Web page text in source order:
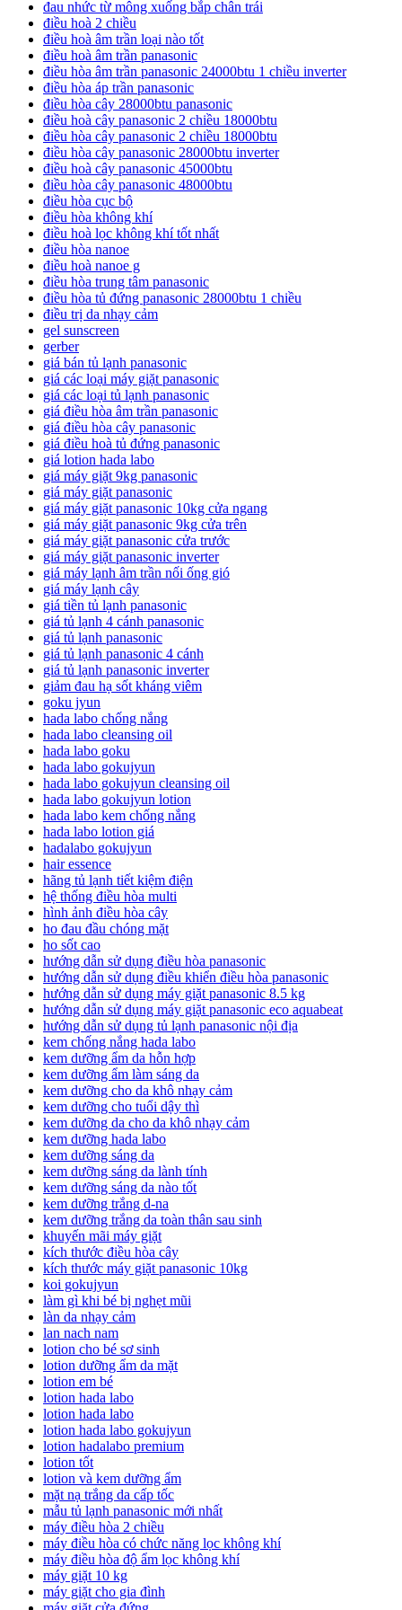
đau nhức từ mông xuống bắp chân trái
điều hoà 2 chiều
điều hoà âm trần loại nào tốt
điều hoà âm trần panasonic
điều hòa âm trần panasonic 24000btu 1 chiều inverter
điều hòa áp trần panasonic
điều hòa cây 28000btu panasonic
điều hoà cây panasonic 2 chiều 18000btu
điều hòa cây panasonic 2 chiều 18000btu
điều hòa cây panasonic 28000btu inverter
điều hoà cây panasonic 45000btu
điều hòa cây panasonic 48000btu
điều hòa cục bộ
điều hòa không khí
điều hoà lọc không khí tốt nhất
điều hòa nanoe
điều hoà nanoe g
điều hòa trung tâm panasonic
điều hòa tủ đứng panasonic 28000btu 1 chiều
điều trị da nhạy cảm
gel sunscreen
gerber
giá bán tủ lạnh panasonic
giá các loại máy giặt panasonic
giá các loại tủ lạnh panasonic
giá điều hòa âm trần panasonic
giá điều hòa cây panasonic
giá điều hoà tủ đứng panasonic
giá lotion hada labo
giá máy giặt 9kg panasonic
giá máy giặt panasonic
giá máy giặt panasonic 10kg cửa ngang
giá máy giặt panasonic 9kg cửa trên
giá máy giặt panasonic cửa trước
giá máy giặt panasonic inverter
giá máy lạnh âm trần nối ống gió
giá máy lạnh cây
giá tiền tủ lạnh panasonic
giá tủ lạnh 4 cánh panasonic
giá tủ lạnh panasonic
giá tủ lạnh panasonic 4 cánh
giá tủ lạnh panasonic inverter
giảm đau hạ sốt kháng viêm
goku jyun
hada labo chống nắng
hada labo cleansing oil
hada labo goku
hada labo gokujyun
hada labo gokujyun cleansing oil
hada labo gokujyun lotion
hada labo kem chống nắng
hada labo lotion giá
hadalabo gokujyun
hair essence
hãng tủ lạnh tiết kiệm điện
hệ thống điều hòa multi
hình ảnh điều hòa cây
ho đau đầu chóng mặt
ho sốt cao
hướng dẫn sử dụng điều hòa panasonic
hướng dẫn sử dụng điều khiển điều hòa panasonic
hướng dẫn sử dụng máy giặt panasonic 8.5 kg
hướng dẫn sử dụng máy giặt panasonic eco aquabeat
hướng dẫn sử dụng tủ lạnh panasonic nội địa
kem chống nắng hada labo
kem dưỡng ẩm da hỗn hợp
kem dưỡng ẩm làm sáng da
kem dưỡng cho da khô nhạy cảm
kem dưỡng cho tuổi dậy thì
kem dưỡng da cho da khô nhạy cảm
kem dưỡng hada labo
kem dưỡng sáng da
kem dưỡng sáng da lành tính
kem dưỡng sáng da nào tốt
kem dưỡng trắng d-na
kem dưỡng trắng da toàn thân sau sinh
khuyến mãi máy giặt
kích thước điều hòa cây
kích thước máy giặt panasonic 10kg
koi gokujyun
làm gì khi bé bị nghẹt mũi
làn da nhạy cảm
lan nach nam
lotion cho bé sơ sinh
lotion dưỡng ẩm da mặt
lotion em bé
lotion hada labo
lotion hada labo
lotion hada labo gokujyun
lotion hadalabo premium
lotion tốt
lotion và kem dưỡng ẩm
mặt nạ trắng da cấp tốc
mẫu tủ lạnh panasonic mới nhất
máy điều hòa 2 chiều
máy điều hòa có chức năng lọc không khí
máy điều hòa độ ẩm lọc không khí
máy giặt 10 kg
máy giặt cho gia đình